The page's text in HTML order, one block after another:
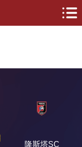
隆斯塔SC